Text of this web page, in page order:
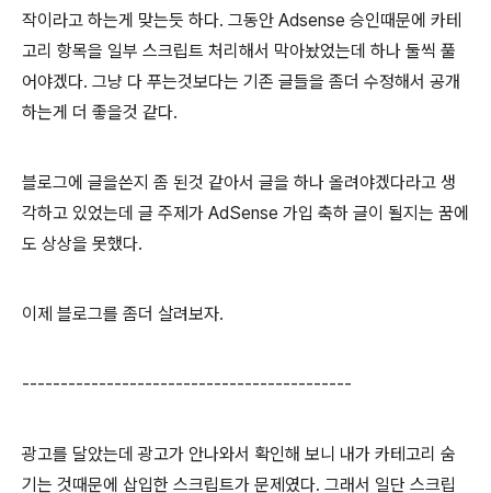
작이라고 하는게 맞는듯 하다. 그동안 Adsense 승인때문에 카테
고리 항목을 일부 스크립트 처리해서 막아놨었는데 하나 둘씩 풀
어야겠다. 그냥 다 푸는것보다는 기존 글들을 좀더 수정해서 공개
하는게 더 좋을것 같다.
블로그에 글을쓴지 좀 된것 같아서 글을 하나 올려야겠다라고 생
각하고 있었는데 글 주제가 AdSense 가입 축하 글이 될지는 꿈에
도 상상을 못했다.
이제 블로그를 좀더 살려보자.
-------------------------------------------
광고를 달았는데 광고가 안나와서 확인해 보니 내가 카테고리 숨
기는 것때문에 삽입한 스크립트가 문제였다. 그래서 일단 스크립